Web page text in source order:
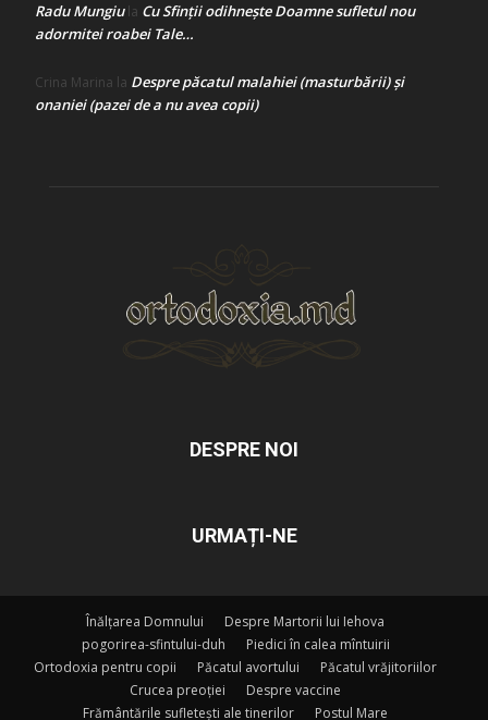
Radu Mungiula Cu Sfinții odihnește Doamne sufletul nou
adormitei roabei Tale…
Crina Marina la Despre păcatul malahiei (masturbării) şi
onaniei (pazei de a nu avea copii)
DESPRE NOI
URMAȚI-NE
Înălțarea Domnului
Despre Martorii lui Iehova
pogorirea-sfintului-duh
Piedici în calea mîntuirii
Ortodoxia pentru copii
Păcatul avortului
Păcatul vrăjitoriilor
Crucea preoției
Despre vaccine
Frământările sufletești ale tinerilor
Postul Mare